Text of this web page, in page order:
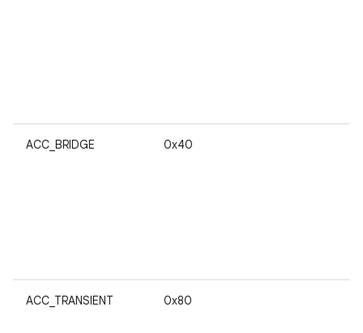
ACC_BRIDGE 0x40
ACC_TRANSIENT 0x80